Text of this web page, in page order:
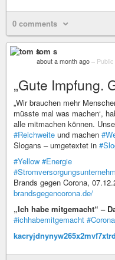
0 comments
tom s
about a month ago – Public
„Gute Impfung.
„Wir brauchen mehr
müsste mal was machen‘,
alle mitmachen können.
#Reichweite und machen
Slogans – umgetextet in
#Yellow #Energie
Brands gegen Corona,
brandsgegencorona.de/
„Ich habe mitgemacht“ –
#ichhabemitgemacht #Corona